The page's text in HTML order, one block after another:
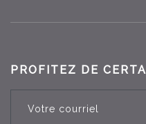
PROFITEZ DE